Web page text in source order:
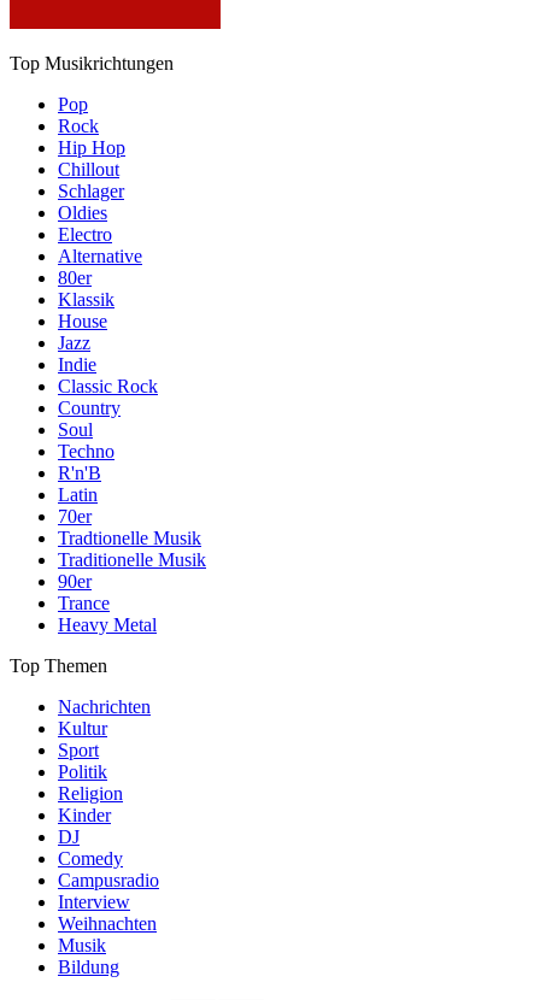
Top Musikrichtungen
Pop
Rock
Hip Hop
Chillout
Schlager
Oldies
Electro
Alternative
80er
Klassik
House
Jazz
Indie
Classic Rock
Country
Soul
Techno
R'n'B
Latin
70er
Tradtionelle Musik
Traditionelle Musik
90er
Trance
Heavy Metal
Top Themen
Nachrichten
Kultur
Sport
Politik
Religion
Kinder
DJ
Comedy
Campusradio
Interview
Weihnachten
Musik
Bildung